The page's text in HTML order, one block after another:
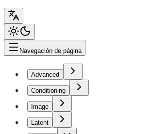
Navegación de página
Advanced
Conditioning
Image
Latent